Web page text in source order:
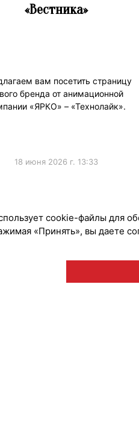
«Вестника»
вам посетить страницу
бренда от анимационной
«ЯРКО» – «Технолайк».
18 июня 2026 г. 13:33
©
cookie-файлы для
«Принять», вы даете